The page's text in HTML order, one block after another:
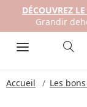
DÉCOUVREZ
Grandir
Accueil Les